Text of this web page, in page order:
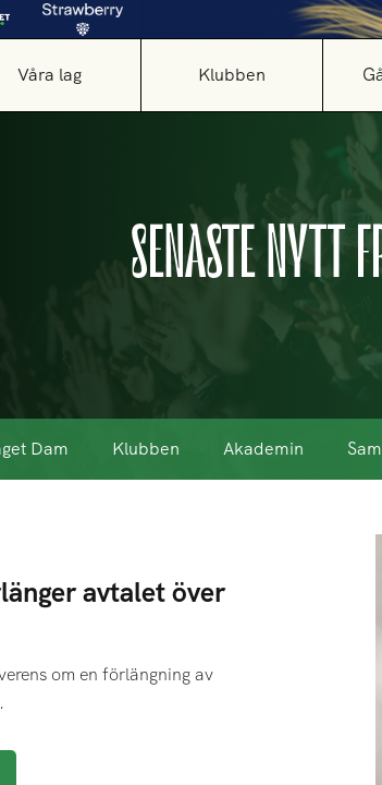
Våra lag Klubben
SENASTE NYTT
Dam Klubben Akademin
avtalet över
om en förlängning av